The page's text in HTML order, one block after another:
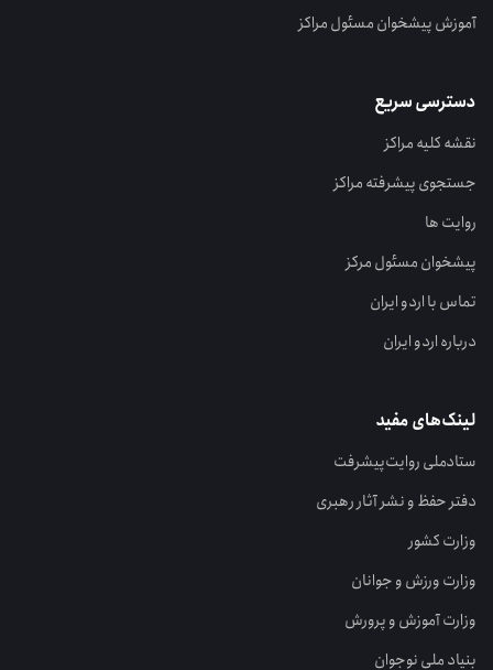
آموزش پیشخوان مسئول مراکز
دسترسی سریع
نقشه کلیه مراکز
جستجوی پیشرفته مراکز
روایت ها
پیشخوان مسئول مرکز
تماس با اردو ایران
درباره اردو ایران
لینک‌های مفید
ستاد‌ملی روایت‌پیشرفت
دفتر حفظ و نشر آثار رهبری
وزارت کشور
وزارت ورزش و جوانان
وزارت آموزش و پرورش
بنیاد ملی نوجوان